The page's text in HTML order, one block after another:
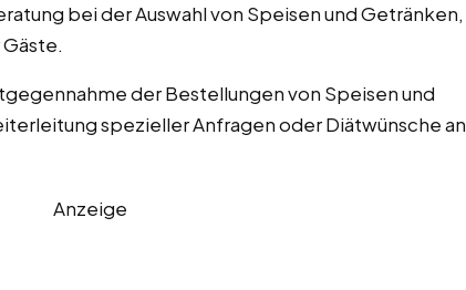
bei der Auswahl von Speisen und Getränken,
der Bestellungen von Speisen und
spezieller Anfragen oder Diätwünsche an
Anzeige